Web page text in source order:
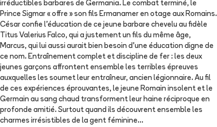
irréductibles barbares de Germania. Le combat terminé, le
Prince Sigmar « offre » son fils Ermanamer en otage aux Romains.
César confie l'éducation de ce jeune barbare chevelu au fidèle
Titus Valerius Falco, qui a justement un fils du même âge,
Marcus, qui lui aussi aurait bien besoin d'une éducation digne de
ce nom. Entraînement complet et discipline de fer : les deux
jeunes garçons affrontent ensemble les terribles épreuves
auxquelles les soumet leur entraîneur, ancien légionnaire. Au fil
de ces expériences éprouvantes, le jeune Romain insolent et le
Germain au sang chaud transforment leur haine réciproque en
profonde amitié. Surtout quand ils découvrent ensemble les
charmes irrésistibles de la gent féminine...